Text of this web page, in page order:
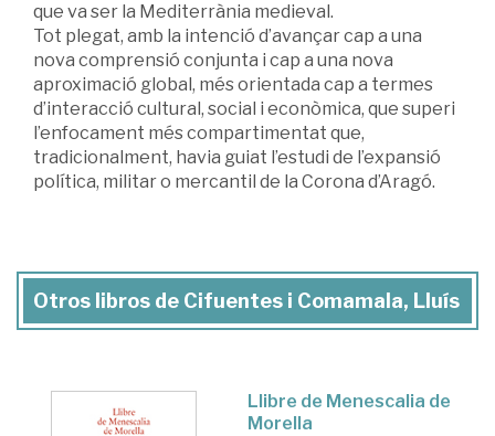
que va ser la Mediterrània medieval.
Tot plegat, amb la intenció d’avançar cap a una
nova comprensió conjunta i cap a una nova
aproximació global, més orientada cap a termes
d’interacció cultural, social i econòmica, que superi
l’enfocament més compartimentat que,
tradicionalment, havia guiat l’estudi de l’expansió
política, militar o mercantil de la Corona d’Aragó.
Otros libros de Cifuentes i Comamala, Lluís
Llibre de Menescalia de
Morella